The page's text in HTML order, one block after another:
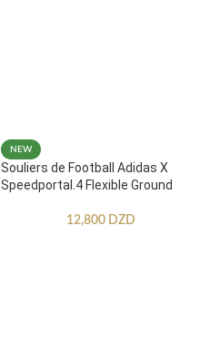
NEW
Souliers de Football Adidas X
Speedportal.4 Flexible Ground
12,800 DZD